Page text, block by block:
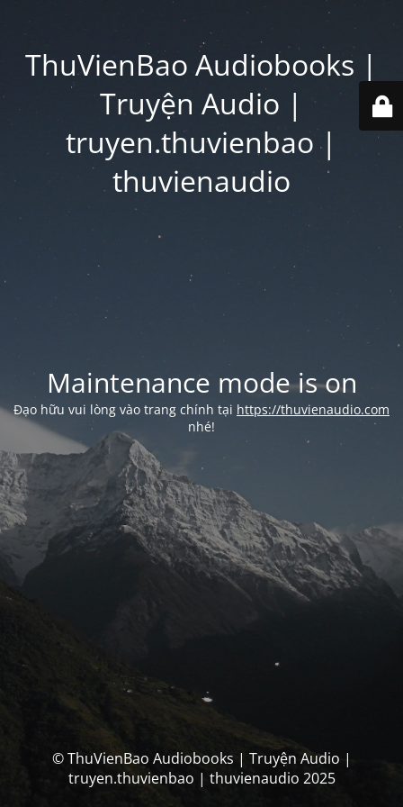
ThuVienBao Audiobooks |
Truyện Audio |
truyen.thuvienbao |
thuvienaudio
Maintenance mode is on
Đạo hữu vui lòng vào trang chính tại https://thuvienaudio.com
nhé!
© ThuVienBao Audiobooks | Truyện Audio |
truyen.thuvienbao | thuvienaudio 2025